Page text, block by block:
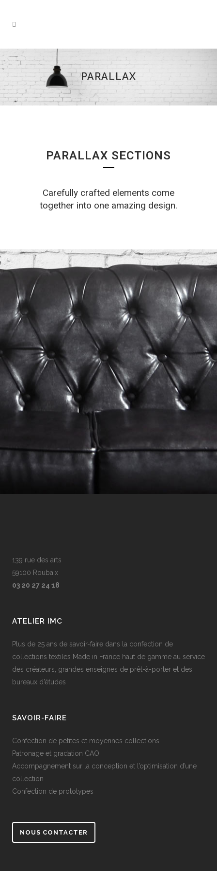
PARALLAX
PARALLAX SECTIONS
Carefully crafted elements come
together into one amazing design.
139 rue des arts
59100 Roubaix
03 20 27 24 18
ATELIER IMC
Plus de 25 ans de savoir-faire dans la confection de
collections textiles Made in France haut de gamme au service
des créateurs, grandes enseignes de prêt-à-porter et des
bureaux d’études
SAVOIR-FAIRE
Confection de petites et moyennes collections
Patronage et gradation CAO
Accompagnement sur la conception et l’optimisation d’une
collection
Confection de prototypes
NOUS CONTACTER